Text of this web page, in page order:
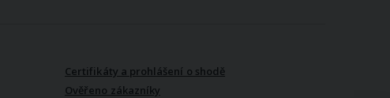
Certifikáty a prohlášení o shodě
Ověřeno zákazníky